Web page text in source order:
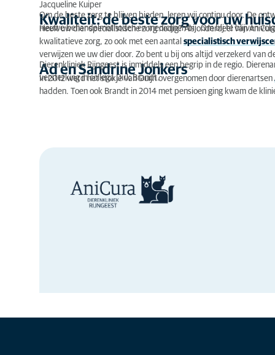
Jacqueline Kuiper
Kwaliteit: de beste zorg voor uw
Om de beste zorg te blijven bieden, leren wij continu door. De
nieuwe behandelmethoden en medicijnen bij. Om bij te blijven
Heeft uw dier specialistische zorg nodig? Als onderdeel van
kwalitatieve zorg, zo ook met een aantal specialistisch
verwijzen we uw dier door. Zo bent u bij ons altijd verzekerd van
Ad en Sandrine Jonkers
Dierenkliniek Rijngeest is inmiddels een begrip in de regio.
versterking in collega Dirk Brandt.
In 2012 werd het stokje van Duijn overgenomen door dierenartsen
hadden. Toen ook Brandt in 2014 met pensioen ging kwam de